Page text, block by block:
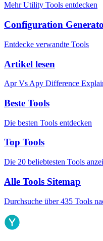
Mehr Utility Tools entdecken
Configuration
Entdecke verwandte Tools
Artikel lesen
Apr Vs Apy Difference
Beste Tools
Die besten Tools entdecken
Top Tools
Die 20 beliebtesten Tools
Alle Tools Sitemap
Durchsuche über 435 Tools